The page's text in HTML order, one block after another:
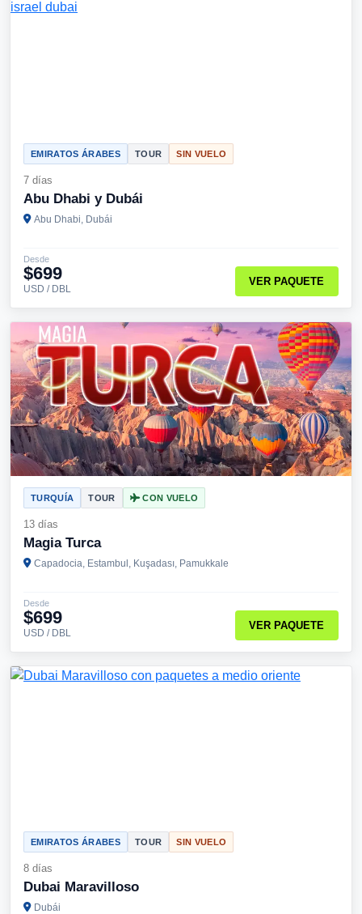
EMIRATOS ÁRABES TOUR SIN VUELO
7 días
Abu Dhabi y Dubái
Abu Dhabi, Dubái
Desde
$699
USD / DBL
VER PAQUETE
TURQUÍA TOUR CON VUELO
13 días
Magia Turca
Capadocia, Estambul, Kuşadası, Pamukkale
Desde
$699
USD / DBL
VER PAQUETE
EMIRATOS ÁRABES TOUR SIN VUELO
8 días
Dubai Maravilloso
Dubái